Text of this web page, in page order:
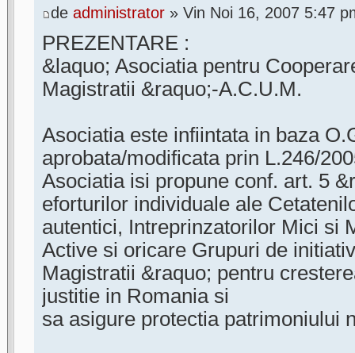
de administrator » Vin Noi 16, 2007 5:47
PREZENTARE :
&laquo; Asociatia pentru
Magistratii &raquo;-A.C.U.M.
Asociatia este infiintata in baza
aprobata/modificata prin L.246/
Asociatia isi propune conf. art. 5
eforturilor individuale ale
autentici, Intreprinzatorilor Mici si
Active si oricare Grupuri de
Magistratii &raquo; pentru
justitie in Romania si
sa asigure protectia patrimoniului